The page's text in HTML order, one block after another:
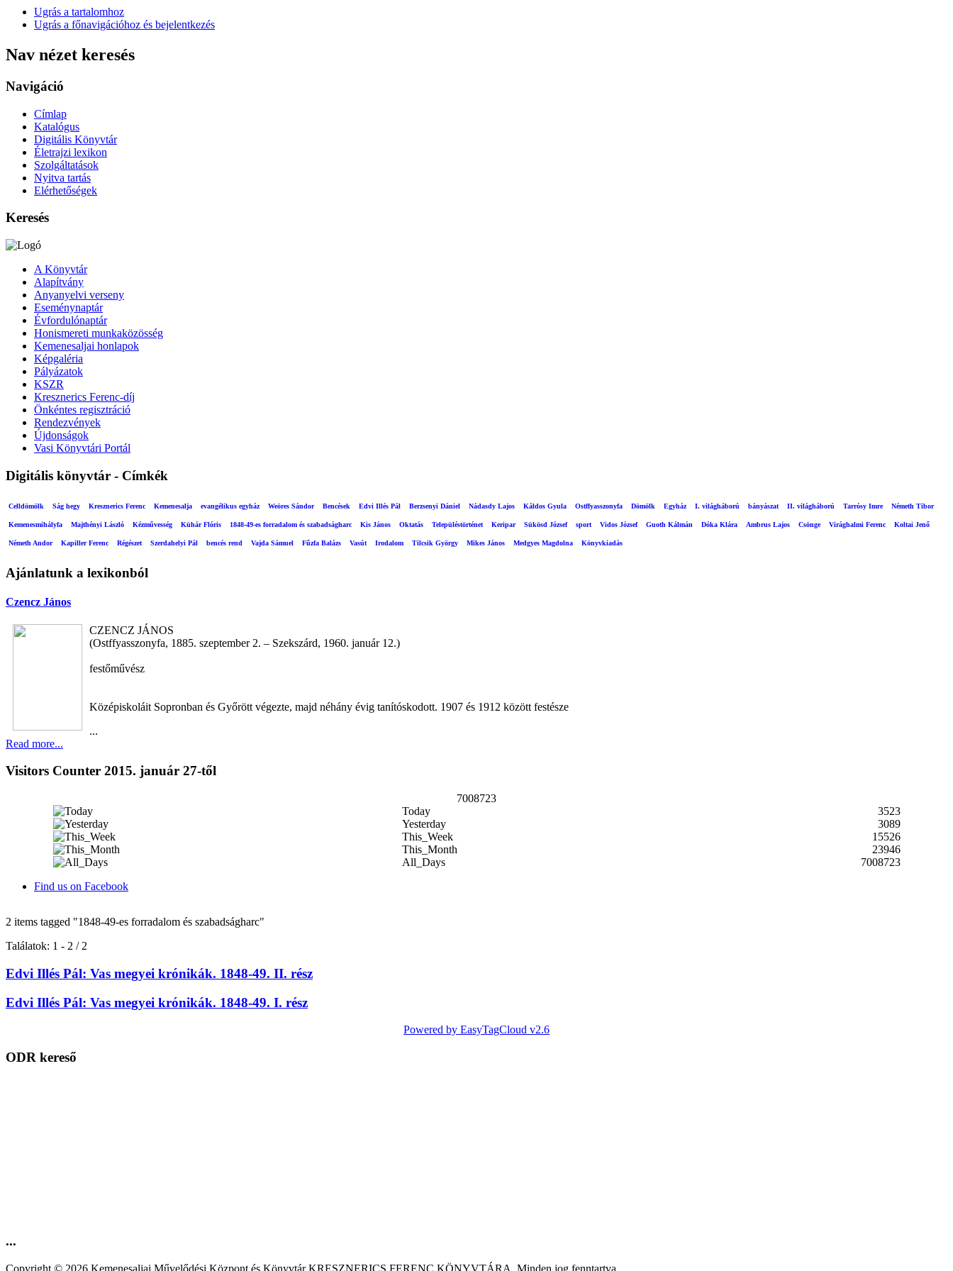
Ugrás a tartalomhoz
Ugrás a főnavigációhoz és bejelentkezés
Nav nézet keresés
Navigáció
Címlap
Katalógus
Digitális Könyvtár
Életrajzi lexikon
Szolgáltatások
Nyitva tartás
Elérhetőségek
Keresés
A Könyvtár
Alapítvány
Anyanyelvi verseny
Eseménynaptár
Évfordulónaptár
Honismereti munkaközösség
Kemenesaljai honlapok
Képgaléria
Pályázatok
KSZR
Kresznerics Ferenc-díj
Önkéntes regisztráció
Rendezvények
Újdonságok
Vasi Könyvtári Portál
Digitális könyvtár - Címkék
Celldömölk Ság hegy Kresznerics Ferenc Kemenesalja evangélikus egyház Weöres Sándor Bencések Edvi Illés Pál Berzsenyi Dániel Nádasdy Lajos Káldos Gyula Ostffyasszonyfa Dömölk Egyház I. világháború bányászat II. világháború Tarrósy Imre Németh Tibor
Kemenesmihályfa Majthényi László Kézművesség Kühár Flóris 1848-49-es forradalom és szabadságharc Kis János Oktatás Településtörténet Keripar Sükösd József sport Vidos József Guoth Kálmán Dóka Klára Ambrus Lajos Csönge Virághalmi Ferenc Koltai Jenő
Németh Andor Kapiller Ferenc Régészet Szerdahelyi Pál bencés rend Vajda Sámuel Fűzfa Balázs Vasút Irodalom Tilcsik György Mikes János Medgyes Magdolna Könyvkiadás
Ajánlatunk a lexikonból
Czencz János
CZENCZ JÁNOS
(Ostffyasszonyfa, 1885. szeptember 2. – Szekszárd, 1960. január 12.)
festőművész
Középiskoláit Sopronban és Győrött végezte, majd néhány évig tanítóskodott. 1907 és 1912 között festésze
...
Read more...
Visitors Counter 2015. január 27-től
7008723
Today
3523
Yesterday
3089
This_Week
15526
This_Month
23946
All_Days
7008723
Find us on Facebook
2 items tagged "1848-49-es forradalom és szabadságharc"
Találatok: 1 - 2 / 2
Edvi Illés Pál: Vas megyei krónikák. 1848-49. II. rész
Edvi Illés Pál: Vas megyei krónikák. 1848-49. I. rész
Powered by EasyTagCloud v2.6
ODR kereső
...